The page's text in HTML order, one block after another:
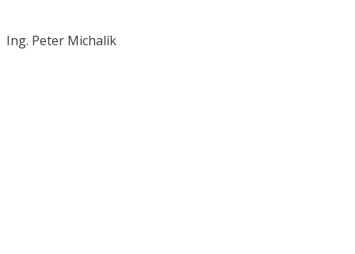
Ing. Peter Michalík